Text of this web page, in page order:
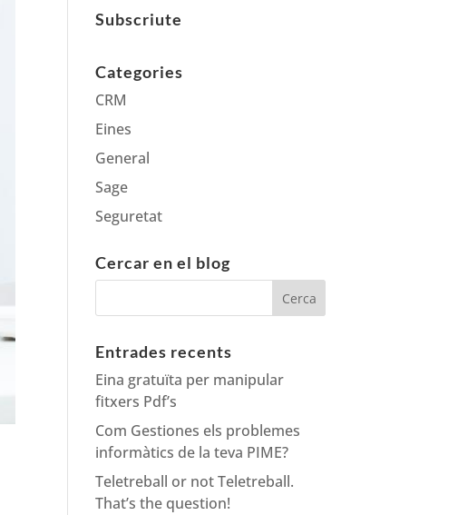
Subscriute
Categories
CRM
Eines
General
Sage
Seguretat
Cercar en el blog
Entrades recents
Eina gratuïta per manipular
fitxers Pdf’s
Com Gestiones els problemes
informàtics de la teva PIME?
Teletreball or not Teletreball.
That’s the question!